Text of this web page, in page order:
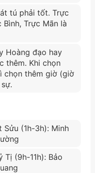
tú phải tốt. Trực
Bình, Trực Mãn là
Hoàng đạo hay
thêm. Khi chọn
chọn thêm giờ (giờ
Sửu (1h-3h): Minh
Tị (9h-11h): Bảo